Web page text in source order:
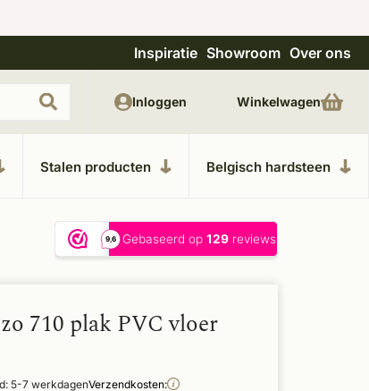
Unieke materialen in kempische bouwstijl
Inspiratie Showroom Over ons
Stalen producten Belgisch hardsteen
Inloggen Winkelwagen
710 plak PVC vloer
5-7 werkdagenVerzendkosten: